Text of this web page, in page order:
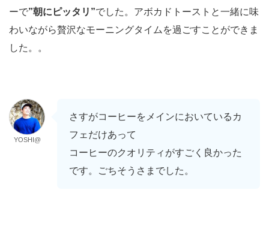
ーで”朝にピッタリ”でした。アボカドトーストと一緒に味
わいながら贅沢なモーニングタイムを過ごすことができま
した。。
YOSHI@
さすがコーヒーをメインにおいているカ
フェだけあって
コーヒーのクオリティがすごく良かった
です。ごちそうさまでした。